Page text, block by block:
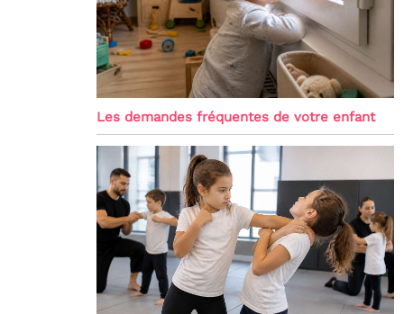
Les demandes fréquentes de votre enfant